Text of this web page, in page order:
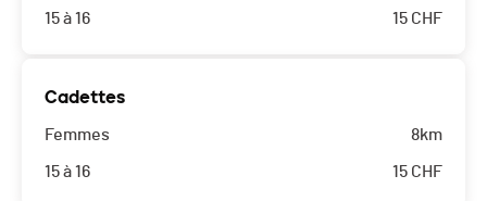
15 à 16 15 CHF
Cadettes
Femmes
15 à 16
8km
15 CHF